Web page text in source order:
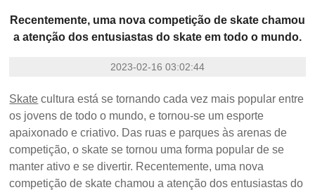
Recentemente, uma nova competição de skate chamou
a atenção dos entusiastas do skate em todo o mundo.
2023-02-16 03:02:44
Skate cultura está se tornando cada vez mais popular entre
os jovens de todo o mundo, e tornou-se um esporte
apaixonado e criativo. Das ruas e parques às arenas de
competição, o skate se tornou uma forma popular de se
manter ativo e se divertir. Recentemente, uma nova
competição de skate chamou a atenção dos entusiastas do